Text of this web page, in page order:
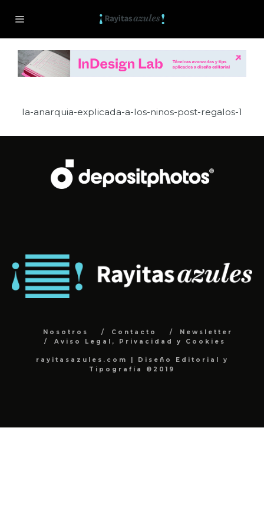
la-anarquia-explicada-a-los-ninos-post-regalos-1
Nosotros Contacto
Newsletter
Aviso Legal, Privacidad y Cookies
rayitasazules.com | Diseño Editorial y
Tipografía ©2019